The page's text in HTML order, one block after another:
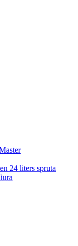
24 liters spruta